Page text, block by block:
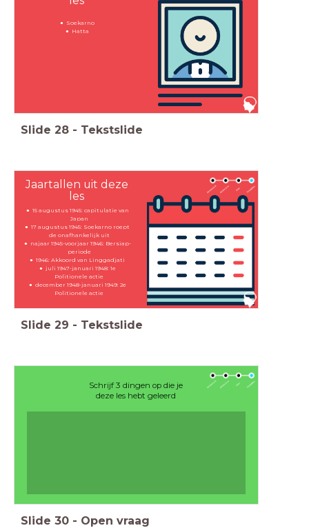
Soekarno
Hatta
Slide 28 - Tekstslide
Jaartallen uit deze
les
15 augustus 1945: capitulatie van
Japan
17 augustus 1945: Soekarno roept
de onafhankelijk uit
najaar 1945-voorjaar 1946: Bersiap-
periode
1946: Akkoord van Linggadjati
juli 1947-januari 1948: 1e
Politionele actie
december 1948-januari 1949: 2e
Politionele actie
Slide 29 - Tekstslide
Schrijf 3 dingen op die je
deze les hebt geleerd
Slide 30 - Open vraag